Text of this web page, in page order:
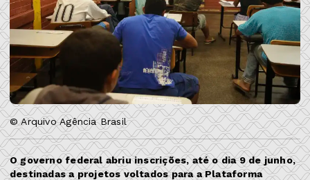
© Arquivo Agência Brasil
O governo federal abriu inscrições, até o dia 9 de junho,
destinadas a projetos voltados para a Plataforma